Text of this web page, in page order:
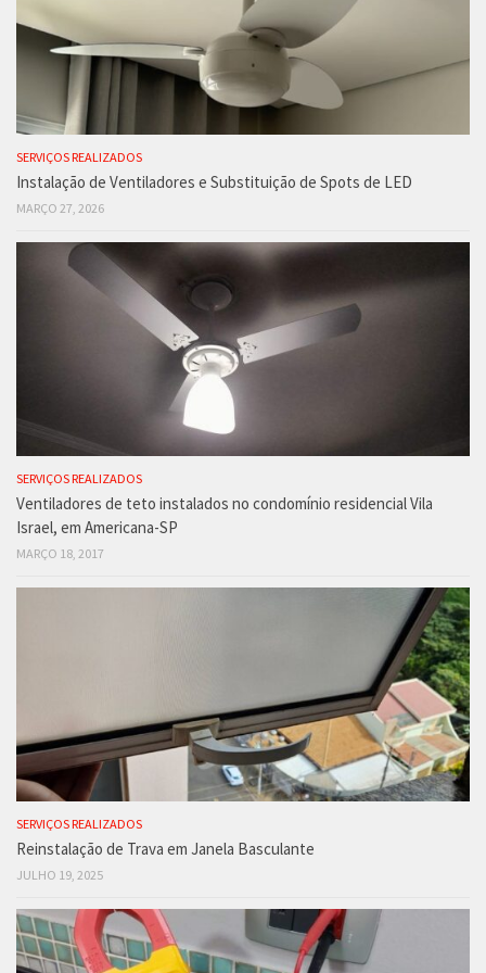
SERVIÇOS REALIZADOS
Instalação de Ventiladores e Substituição de Spots de LED
MARÇO 27, 2026
SERVIÇOS REALIZADOS
Ventiladores de teto instalados no condomínio residencial Vila
Israel, em Americana-SP
MARÇO 18, 2017
SERVIÇOS REALIZADOS
Reinstalação de Trava em Janela Basculante
JULHO 19, 2025